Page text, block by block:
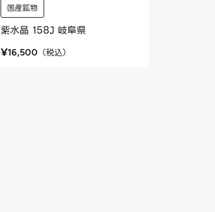
国産鉱物
紫水晶 158J 岐阜県
¥16,500 （税込）